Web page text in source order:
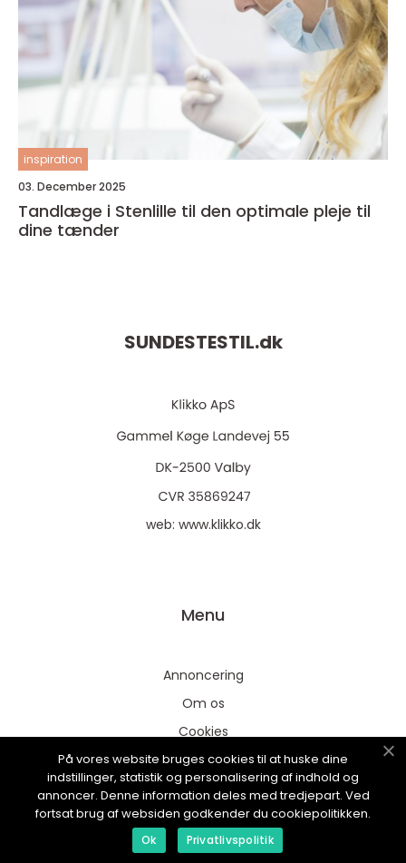
inspiration
03. December 2025
Tandlæge i Stenlille til den optimale pleje til
dine tænder
SUNDESTESTIL.dk
web: www.klikko.dk
Menu
Annoncering
Om os
Cookies
Kontakt os
Sitemap
På vores website bruges cookies til at huske dine
indstillinger, statistik og personalisering af indhold og
annoncer. Denne information deles med tredjepart. Ved
fortsat brug af websiden godkender du cookiepolitikken.
Ok Privatlivspolitik